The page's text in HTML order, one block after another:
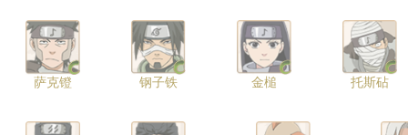
萨克镫 钢子铁 金槌 托斯砧